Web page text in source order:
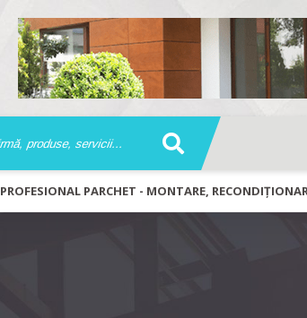
PROFESIONAL PARCHET - MONTARE,